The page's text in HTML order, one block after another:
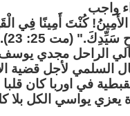
واجب
الأَمِينُ! كُنْتَ أَمِينًا فِي
(مت 25: 23).
الراحل مجدي
السلمي لأجل قضية
في اوربا كان قلبا
يعزي يواسي الكل بلا